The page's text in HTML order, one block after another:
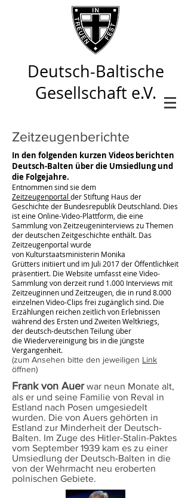
Deutsch-Baltische
Gesellschaft e.V.
Zeitzeugenberichte
In den folgenden kurzen Videos berichten
Deutsch-Balten über die Umsiedlung und
die Folgejahre.
Entnommen sind sie dem
Zeitzeugenportal derStiftung Haus der
Geschichte der Bundesrepublik Deutschland. Dies
ist eine Online-Video-Plattform, die eine
Sammlung von Zeitzeugeninterviews zu Themen
der deutschenZeitgeschichteenthält. Das
Zeitzeugenportal wurde
von Kulturstaatsministerin Monika
Grütters initiiert und im Juli 2017 der Öffentlichkeit
präsentiert. Die Website umfasst eine Video-
Sammlung von derzeit rund 1.000 Interviews mit
Zeitzeuginnen undZeitzeugen , die in rund 8.000
einzelnen Video-Clips frei zugänglich sind. Die
Erzählungen reichen zeitlich von Erlebnissen
während des Ersten undZweiten Weltkriegs
derdeutsch-deutschen Teilung über
dieWiedervereinigung bis in die jüngste
Vergangenheit.
(zum Ansehen bitte den jeweiligen Link
öffnen)
Frank von Auer war neun Monate alt,
als er und seine Familie von Reval in
Estland nach Posen umgesiedelt
wurden. Die von Auers gehörten in
Estland zur Minderheit der Deutsch-
Balten. Im Zuge des Hitler-Stalin-Paktes
vom September 1939 kam es zu einer
Umsiedlung der Deutsch-Balten in die
von der Wehrmacht neu eroberten
polnischen Gebiete.